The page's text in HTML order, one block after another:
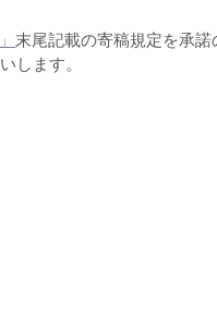
末尾記載の寄稿規定を承
します。